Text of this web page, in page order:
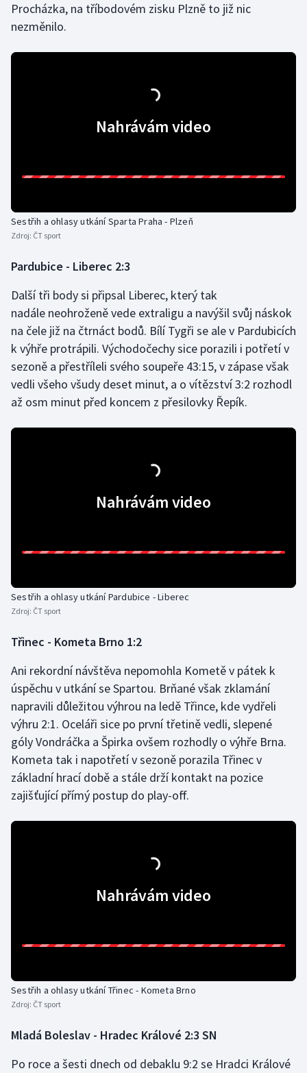
Krasobruslení
Olympijské hry
Plavání
Plážový volejbal
Ragby
Rychlobruslení
Rychlostní kanoistika
Short track
Volejbal
Procházka, na tříbodovém zisku Plzně to již nic
nezměnilo.
Nahrávám video
Sestřih a ohlasy utkání Sparta Praha - Plzeň
Zdroj: ČT sport
Pardubice - Liberec 2:3
Další tři body si připsal Liberec, který tak
nadále neohroženě vede extraligu a navýšil svůj náskok
na čele již na čtrnáct bodů. Bílí Tygři se ale v Pardubicích
k výhře protrápili. Východočechy sice porazili i potřetí v
sezoně a přestříleli svého soupeře 43:15, v zápase však
vedli všeho všudy deset minut, a o vítězství 3:2 rozhodl
až osm minut před koncem z přesilovky Řepík.
Nahrávám video
Sestřih a ohlasy utkání Pardubice - Liberec
Zdroj: ČT sport
Třinec - Kometa Brno 1:2
Ani rekordní návštěva nepomohla Kometě v pátek k
úspěchu v utkání se Spartou. Brňané však zklamání
napravili důležitou výhrou na ledě Třince, kde vydřeli
výhru 2:1. Oceláři sice po první třetině vedli, slepené
góly Vondráčka a Špirka ovšem rozhodly o výhře Brna.
Kometa tak i napotřetí v sezoně porazila Třinec v
základní hrací době a stále drží kontakt na pozice
zajišťující přímý postup do play-off.
Nahrávám video
Sestřih a ohlasy utkání Třinec - Kometa Brno
Zdroj: ČT sport
Mladá Boleslav - Hradec Králové 2:3 SN
Po roce a šesti dnech od debaklu 9:2 se Hradci Králové